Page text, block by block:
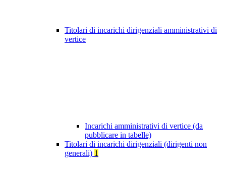
Titolari di incarichi dirigenziali amministrativi di
vertice
Incarichi amministrativi di vertice (da
pubblicare in tabelle)
Titolari di incarichi dirigenziali (dirigenti non
generali) 1